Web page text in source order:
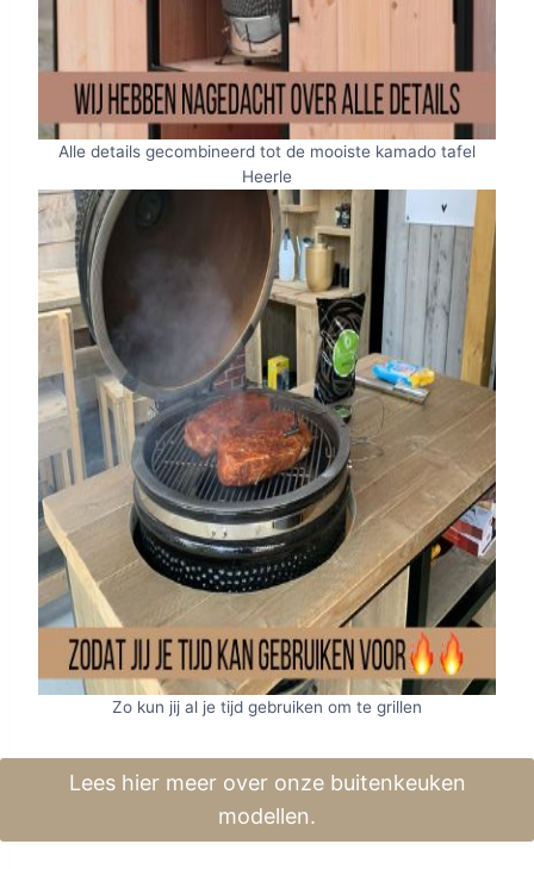
Alle details gecombineerd tot de mooiste kamado tafel
Heerle
Zo kun jij al je tijd gebruiken om te grillen
Lees hier meer over onze buitenkeuken
modellen.